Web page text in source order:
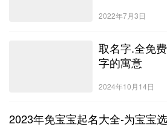
2022年7月3日
取名字.全免
字的寓意
2024年10月14日
2023年免宝宝起名大全-为宝宝